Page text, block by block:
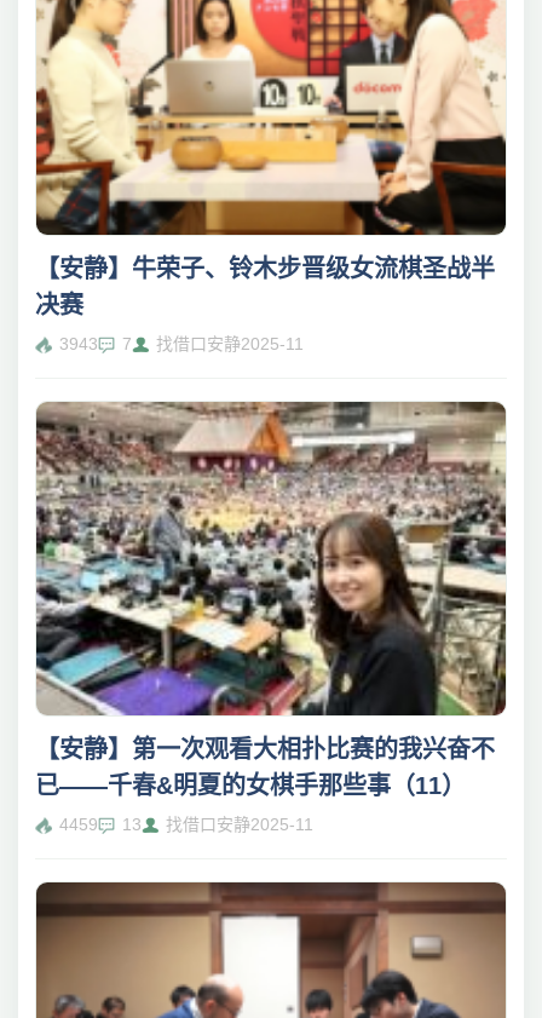
【安静】牛荣子、铃木步晋级女流棋圣战半
决赛
3943 7 找借口安静2025-11
【安静】第一次观看大相扑比赛的我兴奋不
已——千春&明夏的女棋手那些事（11）
4459 13 找借口安静2025-11